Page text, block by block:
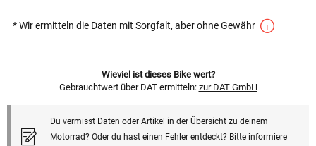
* Wir ermitteln die Daten mit Sorgfalt, aber ohne Gewähr
Wieviel ist dieses Bike wert?
Gebrauchtwert über DAT ermitteln: zur DAT GmbH
Du vermisst Daten oder Artikel in der Übersicht zu deinem
Motorrad? Oder du hast einen Fehler entdeckt? Bitte informiere